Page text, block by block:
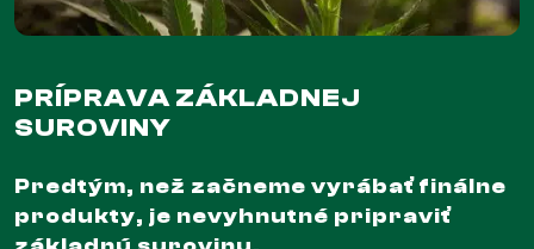
PRÍPRAVA ZÁKLADNEJ
SUROVINY
Predtým, než začneme vyrábať finálne
produkty, je nevyhnutné pripraviť